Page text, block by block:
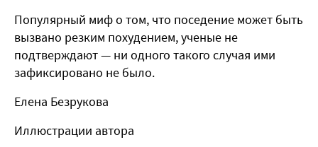
Популярный миф о том, что поседение может быть
вызвано резким похудением, ученые не
подтверждают — ни одного такого случая ими
зафиксировано не было.
Елена Безрукова
Иллюстрации автора